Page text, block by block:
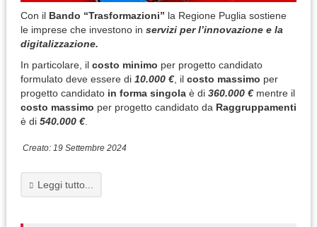
Con il Bando “Trasformazioni” la Regione Puglia sostiene
le imprese che investono in servizi per l’innovazione e la
digitalizzazione.
In particolare, il costo minimo per progetto candidato
formulato deve essere di 10.000 €, il costo massimo per
progetto candidato in forma singolaè di 360.000 €mentre il
costo massimo per progetto candidato da Raggruppamenti
è di 540.000 €.
Creato: 19 Settembre 2024
Leggi tutto...